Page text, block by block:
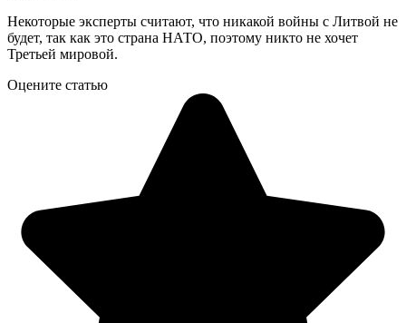
Некоторые эксперты считают, что никакой войны с Литвой не
будет, так как это страна НАТО, поэтому никто не хочет
Третьей мировой.
Оцените статью